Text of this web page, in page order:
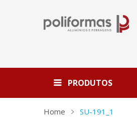
PRODUTOS
Home SU-191_1